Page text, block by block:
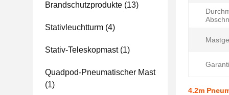
Brandschutzprodukte (13)
Stativleuchtturm (4)
Stativ-Teleskopmast(1)
Quadpod-Pneumatischer Mast
(1)
4.2m